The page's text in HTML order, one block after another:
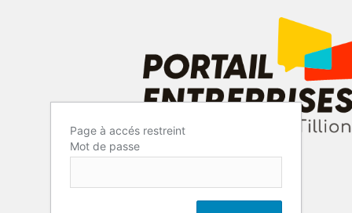
Page à accés restreint
Mot de passe